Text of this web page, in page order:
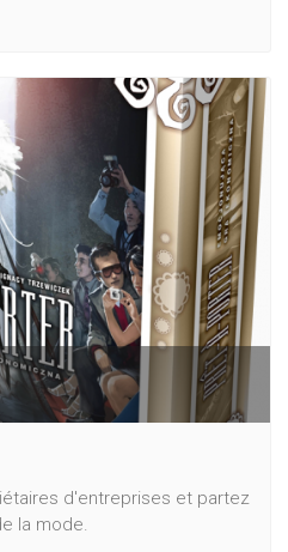
d'entreprises et partez
la mode.